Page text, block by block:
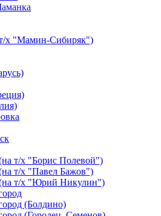
х "Мамин-Сибиряк")
т/х "Борис Полевой")
т/х "Павел Бажов")
т/х "Юрий Никулин")
(Болдино)